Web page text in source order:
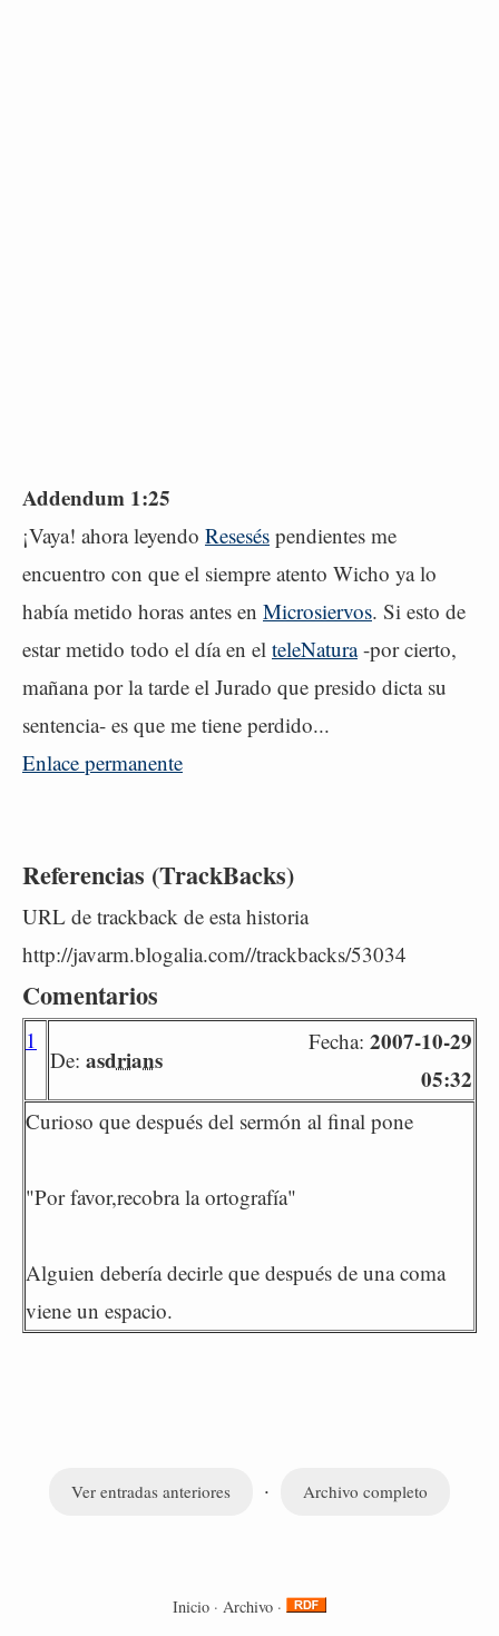
Addendum 1:25
¡Vaya! ahora leyendo Resesés pendientes me
encuentro con que el siempre atento Wicho ya lo
había metido horas antes en Microsiervos. Si esto de
estar metido todo el día en el teleNatura-por cierto,
mañana por la tarde el Jurado que presido dicta su
sentencia- es que me tiene perdido...
Enlace permanente
Referencias (TrackBacks)
URL de trackback de esta historia
http://javarm.blogalia.com//trackbacks/53034
Comentarios
1
De: asdrians
Fecha: 2007-10-29
05:32
Curioso que después del sermón al final pone
"Por favor,recobra la ortografía"
Alguien debería decirle que después de una coma
viene un espacio.
Ver entradas anteriores · Archivo completo
Inicio · Archivo ·